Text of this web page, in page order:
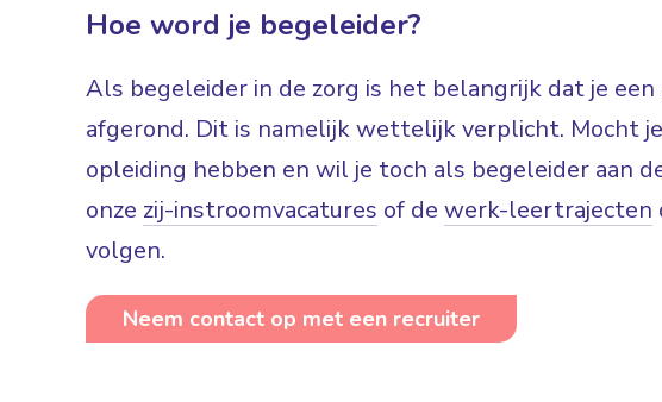
Hoe word je begeleider?
Als begeleider in de zorg is het belangrijk dat je
afgerond. Dit is namelijk wettelijk verplicht. Mocht
opleiding hebben en wil je toch als begeleider aan
onze zij-instroomvacatures of de werk-leertrajecten
volgen.
Neem contact op met een recruiter